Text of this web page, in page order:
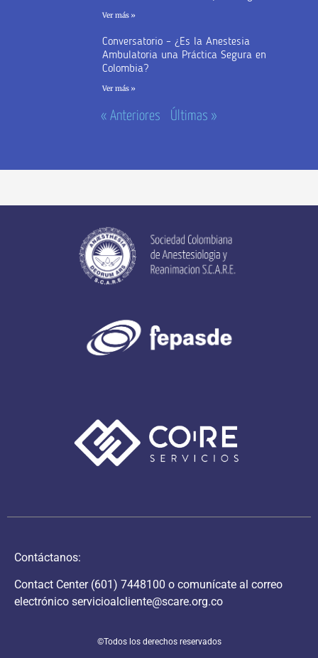
Ver más »
Conversatorio – ¿Es la Anestesia
Ambulatoria una Práctica Segura en
Colombia?
Ver más »
« Anteriores Últimas »
Contáctanos:
Contact Center (601) 7448100 o comunícate al correo
electrónico servicioalcliente@scare.org.co
©Todos los derechos reservados